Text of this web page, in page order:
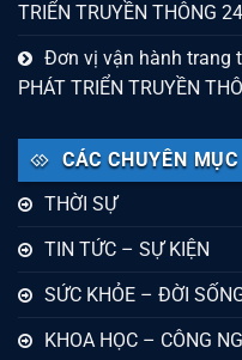
TRIỂN TRUYỀN THÔNG
Đơn vị vận hành trang
PHÁT TRIỂN TRUYỀN
CÁC CHUYÊN MỤC
THỜI SỰ
TIN TỨC – SỰ KIỆN
SỨC KHỎE – ĐỜI
KHOA HỌC – CÔNG